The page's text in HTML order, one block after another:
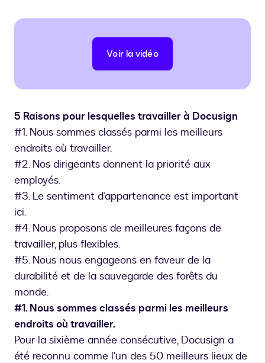
Voir la vidéo
5 Raisons pour lesquelles travailler à Docusign
#1. Nous sommes classés parmi les meilleurs
endroits où travailler.
#2. Nos dirigeants donnent la priorité aux
employés.
#3. Le sentiment d’appartenance est important
ici.
#4. Nous proposons de meilleures façons de
travailler, plus flexibles.
#5. Nous nous engageons en faveur de la
durabilité et de la sauvegarde des forêts du
monde.
#1. Nous sommes classés parmi les meilleurs
endroits où travailler.
Pour la sixième année consécutive, Docusign a
été reconnu comme l'un des 50 meilleurs lieux de